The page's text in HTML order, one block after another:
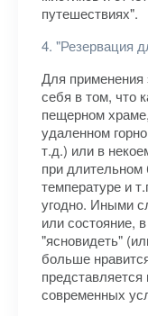
путешествиях".
4. "Резервация
Для применения
себя в том, что
пещерном
удаленном
т.д.) или в
при длительном
температуре и
угодно. Иными
или состояние,
"ясновидеть"
больше
современных